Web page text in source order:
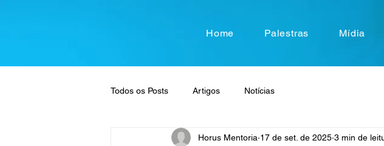
Home Palestras Mídia
Todos os Posts Artigos Notícias
Horus Mentoria 17 de set. de 2025 3 min de